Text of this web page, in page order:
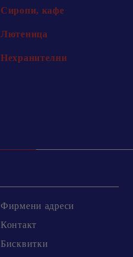
Сиропи, кафе
Лютеница
Нехранителни
Фирмени адреси
Контакт
Бисквитки